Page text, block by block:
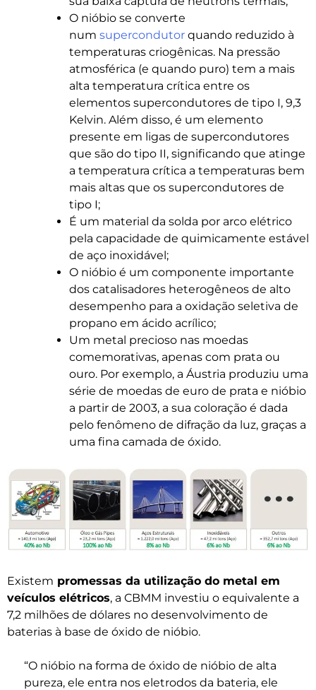
O nióbio se converte
num supercondutor quando reduzido à
temperaturas criogênicas. Na pressão
atmosférica (e quando puro) tem a mais
alta temperatura crítica entre os
elementos supercondutores de tipo I, 9,3
Kelvin. Além disso, é um elemento
presente em ligas de supercondutores
que são do tipo II, significando que atinge
a temperatura crítica a temperaturas bem
mais altas que os supercondutores de
tipo I;
É um material da solda por arco elétrico
pela capacidade de quimicamente estável
de aço inoxidável;
O nióbio é um componente importante
dos catalisadores heterogêneos de alto
desempenho para a oxidação seletiva de
propano em ácido acrílico;
Um metal precioso nas moedas
comemorativas, apenas com prata ou
ouro. Por exemplo, a Áustria produziu uma
série de moedas de euro de prata e nióbio
a partir de 2003, a sua coloração é dada
pelo fenômeno de difração da luz, graças a
uma fina camada de óxido.
Existem promessas da utilização do metal em
veículos elétricos, a CBMM investiu o equivalente a
7,2 milhões de dólares no desenvolvimento de
baterias à base de óxido de nióbio.
“O nióbio na forma de óxido de nióbio de alta
pureza, ele entra nos eletrodos da bateria, ele